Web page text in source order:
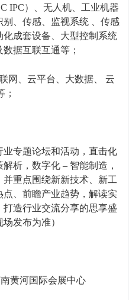
IPC） 、无人机、工业机器
别、传感、监视系统 、传感
化成套设备
大型控制系统
数据互联互通等 ；
网 、云平台 大数据
云
；
业专题论坛和活动，直击化
解析，数字化 – 智能制造 ，
重点围绕新新技术、新工
点、前瞻产业趋势，解读实
造行业交流分享的思享盛
发布为准）
黄河国际会展中心